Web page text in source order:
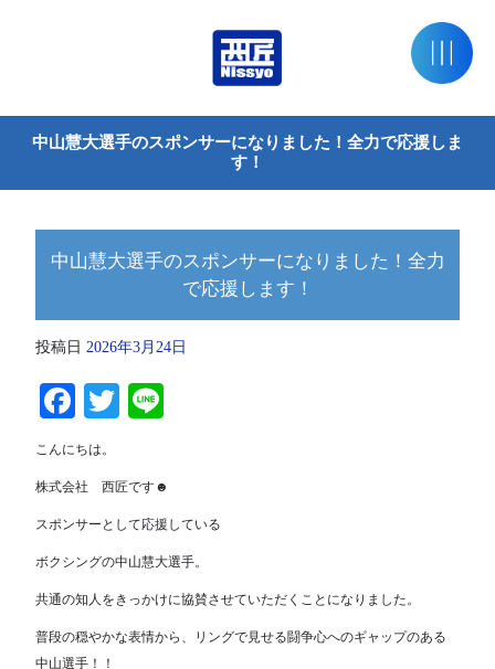
中山慧大選手のスポンサーになりました！全力で応援しま
す！
中山慧大選手のスポンサーになりました！全力
で応援します！
投稿日 2026年3月24日
Facebook
Twitter
こんにちは。
株式会社 西匠です☻
スポンサーとして応援している
ボクシングの中山慧大選手。
共通の知人をきっかけに協賛させていただくことになりました。
普段の穏やかな表情から、リングで見せる闘争心へのギャップのある
中山選手！！